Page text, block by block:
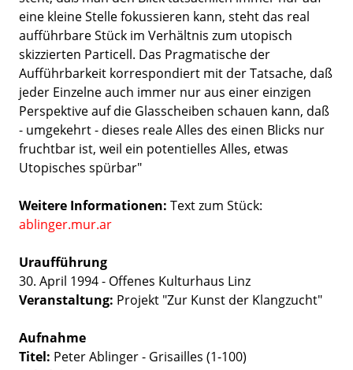
eine kleine Stelle fokussieren kann, steht das real
aufführbare Stück im Verhältnis zum utopisch
skizzierten Particell. Das Pragmatische der
Aufführbarkeit korrespondiert mit der Tatsache, daß
jeder Einzelne auch immer nur aus einer einzigen
Perspektive auf die Glasscheiben schauen kann, daß
- umgekehrt - dieses reale Alles des einen Blicks nur
fruchtbar ist, weil ein potentielles Alles, etwas
Utopisches spürbar"
Weitere Informationen: Text zum Stück:
ablinger.mur.ar
Uraufführung
30. April 1994 - Offenes Kulturhaus Linz
Veranstaltung: Projekt "Zur Kunst der Klangzucht"
Aufnahme
Titel: Peter Ablinger - Grisailles (1-100)